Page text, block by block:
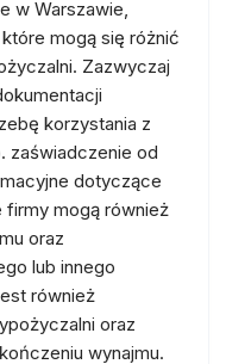
w Warszawie,
mogą się różnić
Zazwyczaj
korzystania z
zaświadczenie od
dotyczące
firmy mogą również
oraz
lub innego
również
oraz
wynajmu.